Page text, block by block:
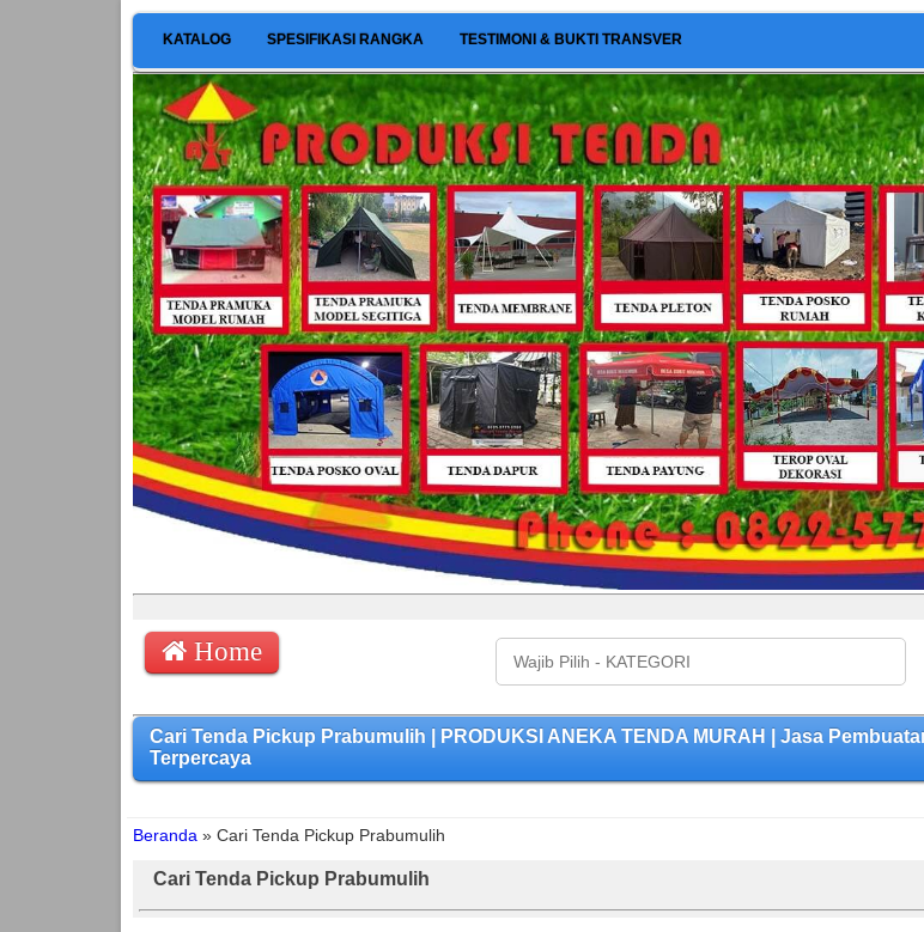
KATALOG SPESIFIKASI RANGKA TESTIMONI & BUKTI TRANSVER
Home
Cari Tenda Pickup Prabumulih | PRODUKSI ANEKA TENDA MURAH | Jasa
Terpercaya
Beranda » Cari Tenda Pickup Prabumulih
Cari Tenda Pickup Prabumulih